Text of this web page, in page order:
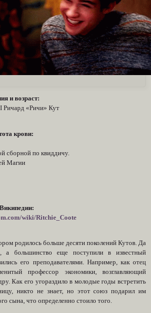
и возраст:
Ричард «Ричи» Кут
крови:
сборной по квиддичу.
Магии
wiki/Ritchie_Coote
родилось больше десяти поколений Кутов. Да
а большинство еще поступили в известный
его преподавателями. Например, как отец
профессор экономики, возглавляющий
Как его угораздило в молодые годы встретить
никто не знает, но этот союз подарил им
сына, что определенно стоило того.